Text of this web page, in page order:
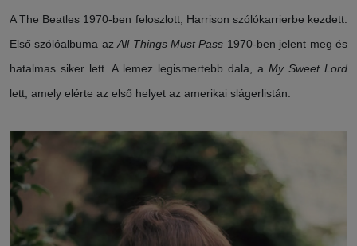
A The Beatles 1970-ben feloszlott, Harrison szólókarrierbe kezdett.
Első szólóalbuma azAll Things Must Pass 1970-ben jelent meg és
hatalmas siker lett. A lemez legismertebb dala, a My Sweet Lord
lett, amely elérte az első helyet az amerikai slágerlistán.